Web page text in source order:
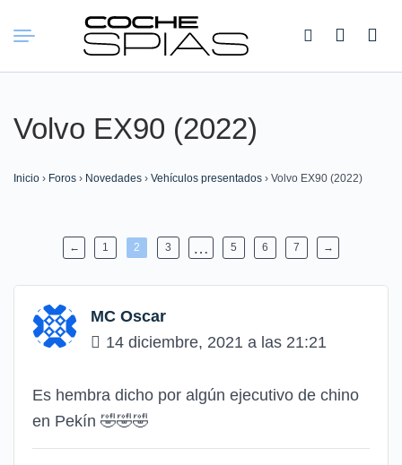
Buscar:
Volvo EX90 (2022)
Inicio › Foros › Novedades › Vehículos presentados › Volvo EX90 (2022)
← 1 2 3 … 5 6 7 →
MC Oscar
14 diciembre, 2021 a las 21:21
Es hembra dicho por algún ejecutivo de chino
en Pekín 🤣🤣🤣